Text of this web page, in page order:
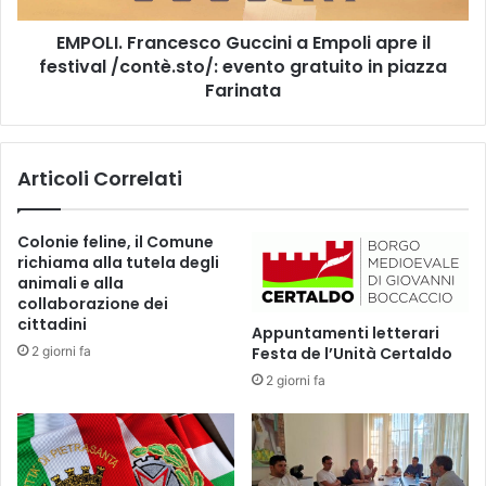
U
T
L
L
E
F
A
M
L
I
E
r
s
o
c
c
i
n
a
p
o
l
EMPOLI. Francesco Guccini a Empoli apre il
festival /contè.sto/: evento gratuito in piazza
Farinata
Articoli Correlati
Colonie feline, il Comune
richiama alla tutela degli
animali e alla
collaborazione dei
cittadini
2 giorni fa
Appuntamenti letterari
Festa de l’Unità Certaldo
2 giorni fa